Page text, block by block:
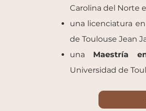
Carolina del Norte
una licenciatura en
de Toulouse Jean
una Maestría
Universidad de